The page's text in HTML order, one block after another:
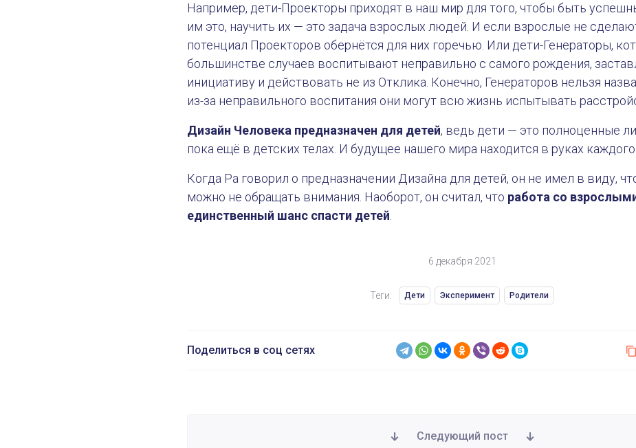
Дизайн Человека — это знание для детей
Например, дети-Проекторы приходят в наш мир для того, чтобы быть
им это, научить их — это задача взрослых людей. И если взрослые не
потенциал Проекторов обернётся для них горечью. Или дети-Генераторы,
большинстве случаев воспитывают неправильно с самого рождения,
инициативу и действовать не из Отклика. Конечно, Генераторов нельзя
из-за неправильного воспитания они могут всю жизнь испытывать
Дизайн Человека предназначен для детей, ведь дети — это полноценные
пока ещё в детских телах. И будущее нашего мира находится в руках каждого
Когда Ра говорил о предназначении Дизайна для детей, он не имел в виду,
можно не обращать внимания. Наоборот, он считал, что работа со
единственный шанс спасти детей
6 декабря 2021
Теги: Дети Эксперимент Родители
Поделиться в соц сетях
Следующий пост